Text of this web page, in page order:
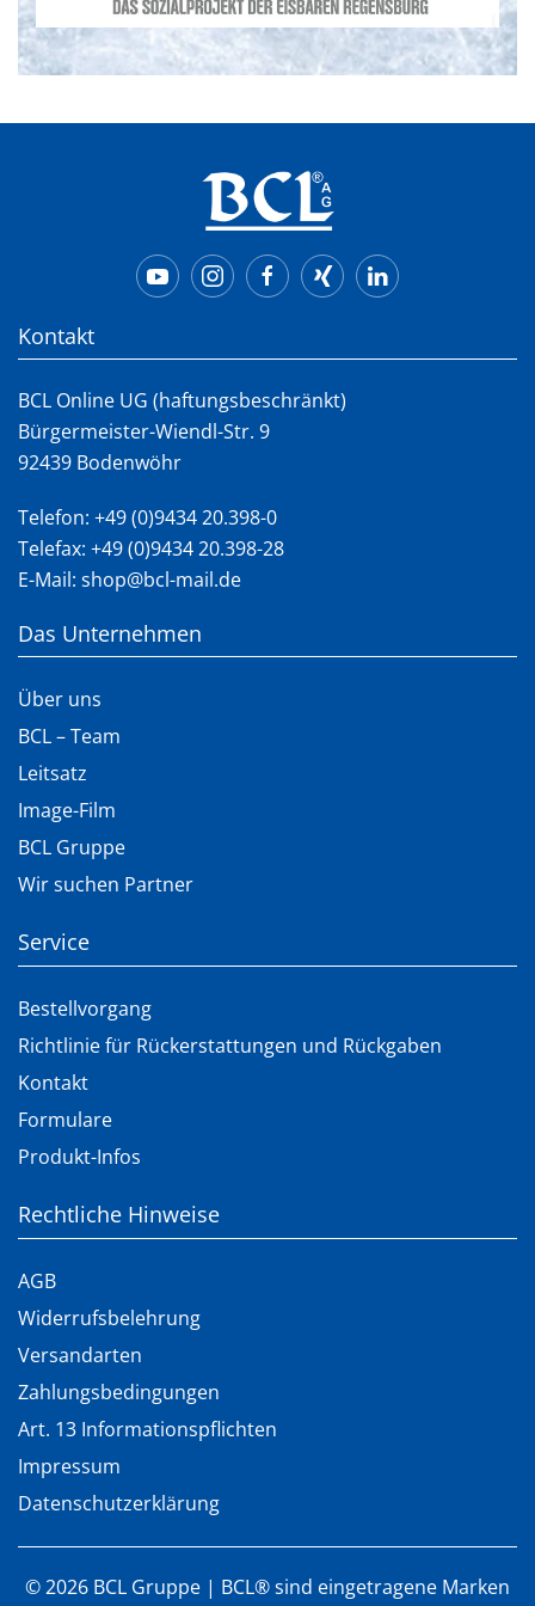
Kontakt
BCL Online UG (haftungsbeschränkt)
Bürgermeister-Wiendl-Str. 9
92439 Bodenwöhr
Telefon: +49 (0)9434 20.398-0
Telefax: +49 (0)9434 20.398-28
E-Mail: shop@bcl-mail.de
Das Unternehmen
Über uns
BCL – Team
Leitsatz
Image-Film
BCL Gruppe
Wir suchen Partner
Service
Bestellvorgang
Richtlinie für Rückerstattungen und Rückgaben
Kontakt
Formulare
Produkt-Infos
Rechtliche Hinweise
AGB
Widerrufsbelehrung
Versandarten
Zahlungsbedingungen
Art. 13 Informationspflichten
Impressum
Datenschutzerklärung
©2026 BCL Gruppe | BCL® sind eingetragene Marken